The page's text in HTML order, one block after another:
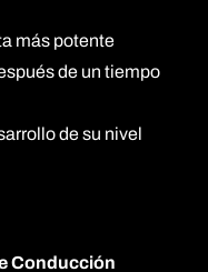
más potente
de un tiempo
de su nivel
Conducción